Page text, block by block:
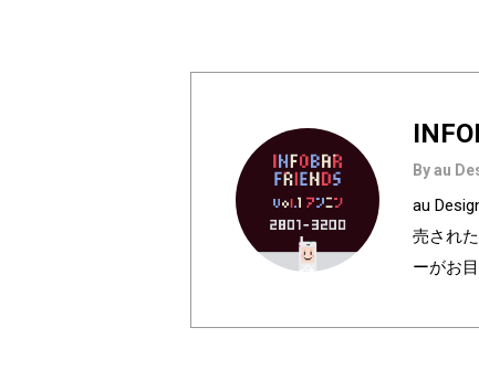
By au
au
売され
ーがお
種類♪あ